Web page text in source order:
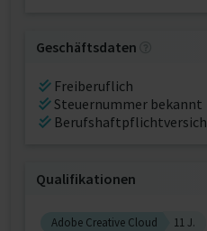
Geschäftsdaten
Freiberuflich
Steuernummer bekannt
Qualifikationen
Adobe Creative Cloud 11 J.